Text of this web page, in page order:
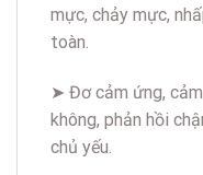
mực, chảy mực,
toàn.
➤ Đơ cảm ứng,
không, phản hồi
chủ yếu.